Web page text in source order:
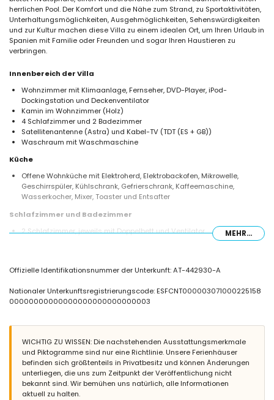
herrlichen Pool. Der Komfort und die Nähe zum Strand, zu Sportaktivitäten,
Unterhaltungsmöglichkeiten, Ausgehmöglichkeiten, Sehenswürdigkeiten
und zur Kultur machen diese Villa zu einem idealen Ort, um Ihren Urlaub in
Spanien mit Familie oder Freunden und sogar Ihren Haustieren zu
verbringen.
Innenbereich der Villa
Wohnzimmer mit Klimaanlage, Fernseher, DVD-Player, iPod-
Dockingstation und Deckenventilator
Kamin im Wohnzimmer (Holz)
4 Schlafzimmer und 2 Badezimmer
Satellitenantenne (Astra) und Kabel-TV (TDT (ES + GB))
Waschraum mit Waschmaschine
Küche
Offene Wohnküche mit Elektroherd, Elektrobackofen, Mikrowelle,
Geschirrspüler, Kühlschrank, Gefrierschrank, Kaffeemaschine,
Wasserkocher, Mixer, Toaster und Entsafter
Schlafzimmer und Badezimmer
2 Schlafzimmer, jeweils mit Doppelbett und Ventilator
2 Schlafzimmer, jeweils mit 2 Einzelbetten und Ventilator
Außenbereich der Villa
Privater Pool mit den Maßen 10m x 5m und 2m tief
Wunderschöner Rasen mit Bäumen und Gartenmöbeln mit
2 Terrassen
Außenküche und Grillplatz
Außensitzbereich und Außenessbereich
2 private, überdachte Parkplätze und 2 private Parkplätze
Weitere Informationen
Nächste Stadt: Jávea (innerhalb von 5 Kilometern von der Villa)
MEHR...
Offizielle Identifikationsnummer der Unterkunft: AT-442930-A
Nationaler Unterkunftsregistrierungscode: ESFCNT000003071000225158
00000000000000000000000000003
WICHTIG ZU WISSEN: Die nachstehenden Ausstattungsmerkmale
und Piktogramme sind nur eine Richtlinie. Unsere Ferienhäuser
befinden sich größtenteils in Privatbesitz und können Änderungen
unterliegen, die uns zum Zeitpunkt der Veröffentlichung nicht
bekannt sind. Wir bemühen uns natürlich, alle Informationen
aktuell zu halten.